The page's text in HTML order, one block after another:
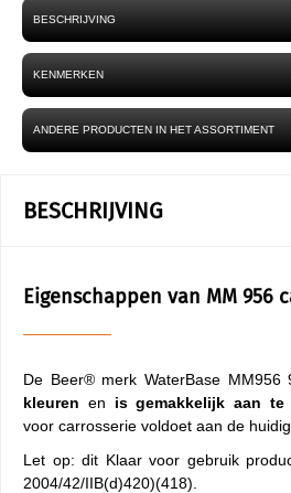
BESCHRIJVING
KENMERKEN
ANDERE PRODUCTEN IN HET ASSORTIMENT
BESCHRIJVING
Eigenschappen van MM 956
De Beer® merk WaterBase MM956
kleuren en is gemakkelijk aan te
voor carrosserie voldoet aan de
Let op: dit Klaar voor gebruik
2004/42/IIB(d)420)(418).